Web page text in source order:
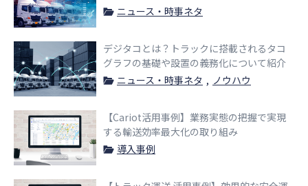
は〜ニュース・時事ネタ
デジタコとは？トラックに搭載されるタコ
グラフの基礎や設置の義務化について紹介
ニュース・時事ネタ
ノウハウ
【Cariot活用事例】業務実態の把握で実現
する輸送効率最大化の取り組み
導入事例